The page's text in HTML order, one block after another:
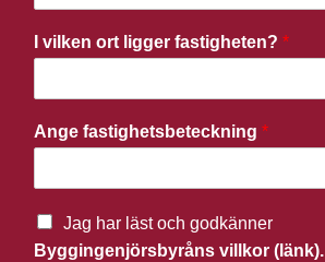
I vilken ort ligger fastigheten? *
Ange fastighetsbeteckning *
Jag har läst och godkänner
Byggingenjörsbyråns villkor (länk).